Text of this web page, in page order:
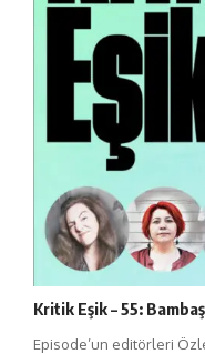
Kritik Eşik – 55:
Episode’un editörleri